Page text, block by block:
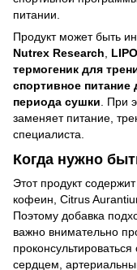
питании.
Продукт может быть
Nutrex Research
термогеник для
спортивное питание
периода сушки . При
заменяет питание,
специалиста.
Когда нужно
Этот продукт
кофеин, Citrus
Поэтому добавка
важно внимательно
сердцем,